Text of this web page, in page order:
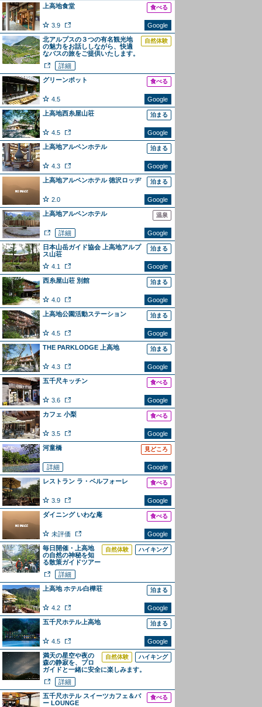
食べる
上高地食堂
3.9 Google
自然体験
北アルプスの３つの有名観光地
の魅力をお話ししながら、快適
なバスの旅をご提供いたします。
詳細
食べる
グリーンポット
4.5 Google
泊まる
上高地西糸屋山荘
4.5 Google
泊まる
上高地アルペンホテル
4.3 Google
泊まる
上高地アルペンホテル 徳沢ロッヂ
2.0 Google
温泉
上高地アルペンホテル
Google
詳細
泊まる
日本山岳ガイド協会 上高地アルプ
ス山荘
4.1
Google
泊まる
西糸屋山荘 別館
4.0 Google
泊まる
上高地公園活動ステーション
4.5 Google
泊まる
THE PARKLODGE 上高地
4.3 Google
食べる
五千尺キッチン
3.6 Google
食べる
カフェ 小梨
3.5 Google
見どころ
河童橋
Google
詳細
食べる
レストラン ラ・ベルフォーレ
3.9 Google
食べる
ダイニング いわな庵
未評価 Google
ハイキング
自然体験
毎日開催・上高地
の自然の神秘を知
る散策ガイドツアー
詳細
泊まる
上高地 ホテル白樺荘
4.2 Google
泊まる
五千尺ホテル上高地
4.5 Google
ハイキング
自然体験
満天の星空や夜の
森の静寂を、プロ
ガイドと一緒に安全に楽しみます。
詳細
食べる
五千尺ホテル スイーツカフェ＆バ
ー LOUNGE